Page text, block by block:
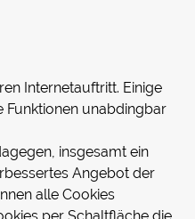
gewünschten
z. B. bei der
im
Internetauftritt. Einige
Funktionen unabdingbar
insgesamt ein
Angebot der
alle Cookies